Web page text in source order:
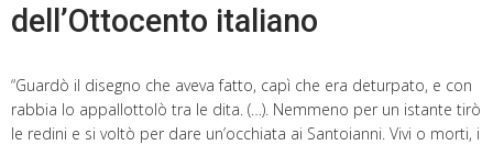
dell’Ottocento italiano
“Guardò il disegno che aveva fatto, capì che era deturpato, e con
rabbia lo appallottolò tra le dita. (…). Nemmeno per un istante tirò
le redini e si voltò per dare un’occhiata ai Santoianni. Vivi o morti, i